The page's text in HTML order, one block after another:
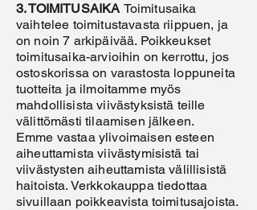
3. TOIMITUSAIKA Toimitusaika
vaihtelee toimitustavasta riippuen, ja
on noin 7 arkipäivää. Poikkeukset
toimitusaika-arvioihin on kerrottu, jos
ostoskorissa on varastosta loppuneita
tuotteita ja ilmoitamme myös
mahdollisista viivästyksistä teille
välittömästi tilaamisen jälkeen.
Emme vastaa ylivoimaisen esteen
aiheuttamista viivästymisistä tai
viivästysten aiheuttamista välillisistä
haitoista. Verkkokauppa tiedottaa
sivuillaan poikkeavista toimitusajoista.